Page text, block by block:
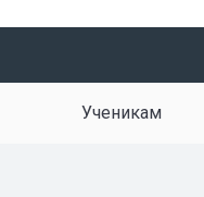
Ученикам